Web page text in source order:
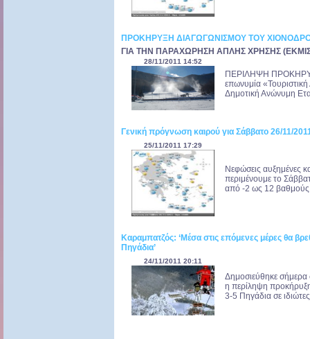
ΠΡΟΚΗΡΥΞΗ ΔΙΑΓΩΓΩΝΙΣΜΟΥ ΤΟΥ
ΓΙΑ ΤΗΝ ΠΑΡΑΧΩΡΗΣΗ ΑΠΛΗΣ ΧΡΗΣΗΣ
28/11/2011 14:52
ΠΕΡΙΛΗΨΗ
επωνυμία
Δημοτική Ανώνυμη
Γενική πρόγνωση καιρού για Σάββατο 26/11/
25/11/2011 17:29
Νεφώσεις αυξημένες
περιμένουμε το
από -2 ως 12 βαθμούς
Καραμπατζός: ‘Μέσα στις επόμενες μέρες θα
Πηγάδια’
24/11/2011 20:11
Δημοσιεύθηκε σήμερα
η περίληψη
3-5 Πηγάδια σε